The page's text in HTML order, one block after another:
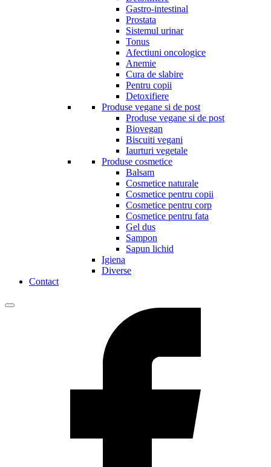
Gastro-intestinal
Prostata
Sistemul urinar
Tonus
Afectiuni oncologice
Anemie
Cura de slabire
Pentru copii
Detoxifiere
Produse vegane si de post
Produse vegane si de post
Biovegan
Biscuiti vegani
Iaurturi vegetale
Produse cosmetice
Balsam
Cosmetice naturale
Cosmetice pentru copii
Cosmetice pentru corp
Cosmetice pentru fata
Gel dus
Sampon
Sapun lichid
Igiena
Diverse
Contact